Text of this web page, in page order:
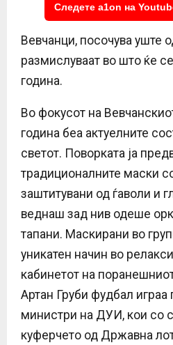
Следете a1on на
Вевчанци, посочува уште
размислуваат во што ќе
година.
Во фокусот на
година беа актуелните
светот. Поворката ја
традиционалните маски
заштитувани од ѓаволи и
веднаш зад нив одеше
тапани. Маскирани во
уникатен начин во
кабинетот на
Артан Груби фудбал
министри на ДУИ, кои со
куферчето од Државна